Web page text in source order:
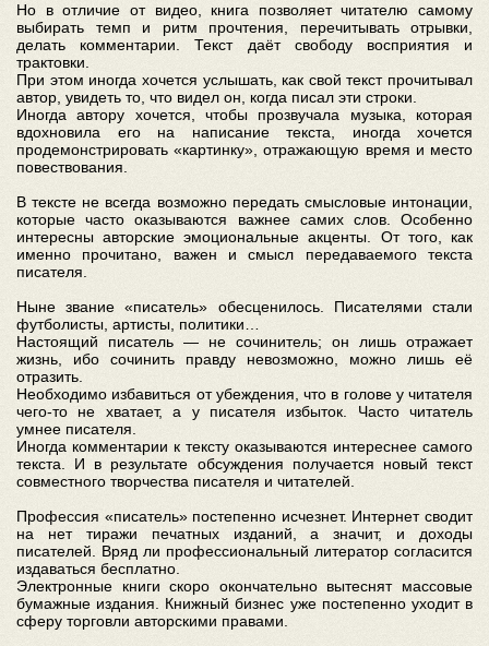
Но в отличие от видео, книга позволяет читателю самому
выбирать темп и ритм прочтения, перечитывать отрывки,
делать комментарии. Текст даёт свободу восприятия и
трактовки.
При этом иногда хочется услышать, как свой текст прочитывал
автор, увидеть то, что видел он, когда писал эти строки.
Иногда автору хочется, чтобы прозвучала музыка, которая
вдохновила его на написание текста, иногда хочется
продемонстрировать «картинку», отражающую время и место
повествования.
В тексте не всегда возможно передать смысловые интонации,
которые часто оказываются важнее самих слов. Особенно
интересны авторские эмоциональные акценты. От того, как
именно прочитано, важен и смысл передаваемого текста
писателя.
Ныне звание «писатель» обесценилось. Писателями стали
футболисты, артисты, политики…
Настоящий писатель — не сочинитель; он лишь отражает
жизнь, ибо сочинить правду невозможно, можно лишь её
отразить.
Необходимо избавиться от убеждения, что в голове у читателя
чего-то не хватает, а у писателя избыток. Часто читатель
умнее писателя.
Иногда комментарии к тексту оказываются интереснее самого
текста. И в результате обсуждения получается новый текст
совместного творчества писателя и читателей.
Профессия «писатель» постепенно исчезнет. Интернет сводит
на нет тиражи печатных изданий, а значит, и доходы
писателей. Вряд ли профессиональный литератор согласится
издаваться бесплатно.
Электронные книги скоро окончательно вытеснят массовые
бумажные издания. Книжный бизнес уже постепенно уходит в
сферу торговли авторскими правами.